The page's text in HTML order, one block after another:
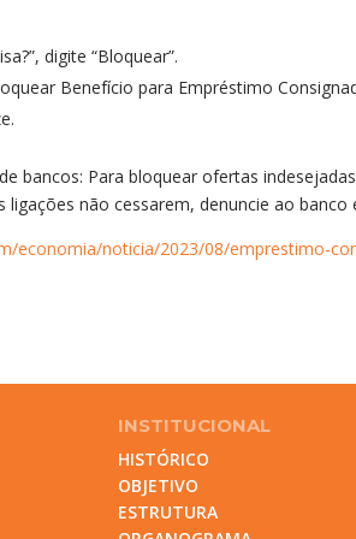
digite “Bloquear”.
Benefício para Empréstimo
bancos: Para bloquear ofertas
ligações não cessarem, denuncie ao banco
economia/noticia/2023/08/emprestimo-
INSTITUCIONAL
HISTÓRICO
OBJETIVO
ESTRUTURA